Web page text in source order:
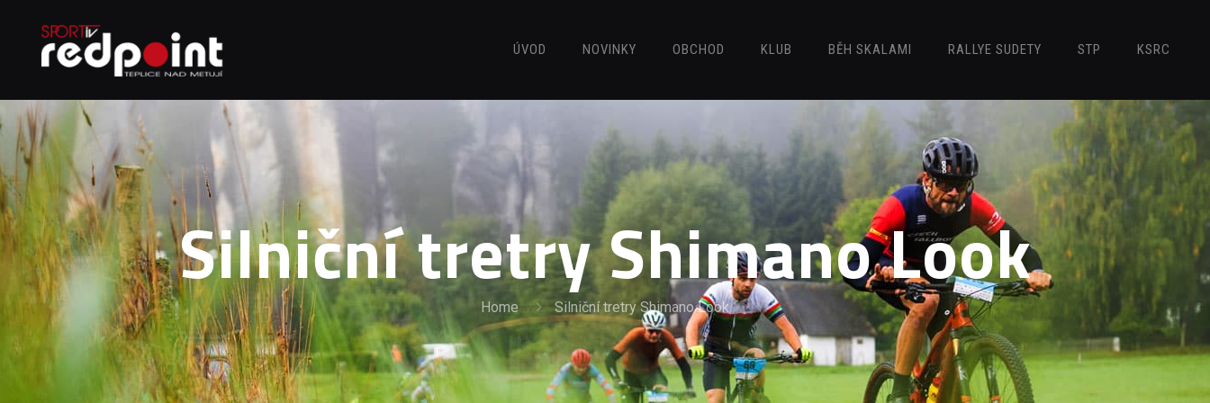
ÚVOD NOVINKY OBCHOD KLUB BĚH SKALAMI RALLYE SUDETY STP KSRC
Silniční tretry Shimano Look
Home Silniční tretry Shimano Look